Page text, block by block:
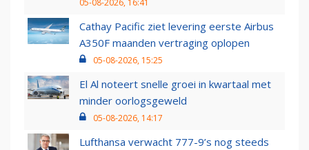
05-08-2026, 16:41
Cathay Pacific ziet levering eerste Airbus
A350F maanden vertraging oplopen
05-08-2026, 15:25
El Al noteert snelle groei in kwartaal met
minder oorlogsgeweld
05-08-2026, 14:17
Lufthansa verwacht 777-9’s nog steeds